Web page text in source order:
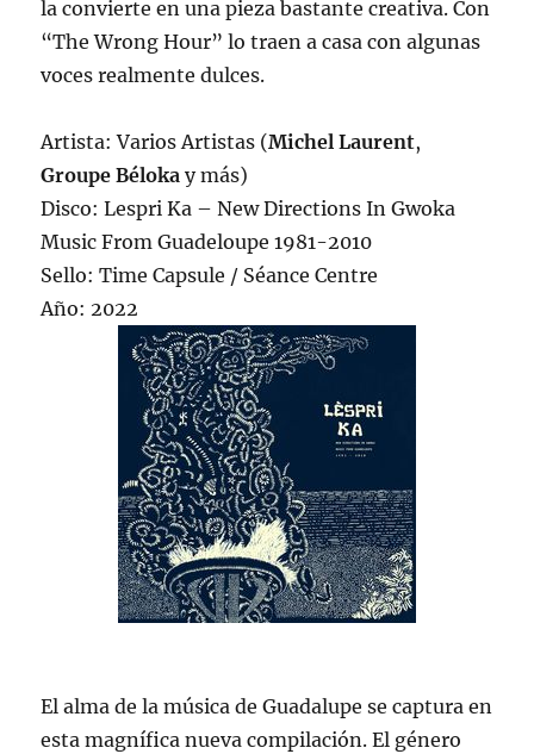
la convierte en una pieza bastante creativa. Con
“The Wrong Hour” lo traen a casa con algunas
voces realmente dulces.
Artista: Varios Artistas (Michel Laurent,
Groupe Béloka y más)
Disco: Lespri Ka – New Directions In Gwoka
Music From Guadeloupe 1981-2010
Sello: Time Capsule / Séance Centre
Año: 2022
El alma de la música de Guadalupe se captura en
esta magnífica nueva compilación. El género